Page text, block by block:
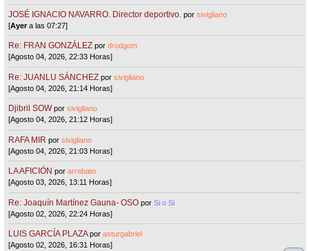
JOSÉ IGNACIO NAVARRO. Director deportivo. porsivigliano
[Ayera las 07:27]
Re: FRAN GONZÁLEZ pordrodgom
[Agosto 04, 2026, 22:33 Horas]
Re: JUANLU SÁNCHEZ porsivigliano
[Agosto 04, 2026, 21:14 Horas]
Djibril SOW porsivigliano
[Agosto 04, 2026, 21:12 Horas]
RAFA MIR porsivigliano
[Agosto 04, 2026, 21:03 Horas]
LA AFICIÓN porarrebato
[Agosto 03, 2026, 13:11 Horas]
Re: Joaquín Martínez Gauna- OSO porSi o Si
[Agosto 02, 2026, 22:24 Horas]
LUIS GARCÍA PLAZA porasturgabriel
[Agosto 02, 2026, 16:31 Horas]